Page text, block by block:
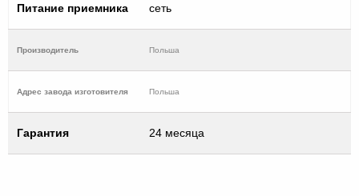
Питание приемника сеть
Производитель Польша
Адрес завода изготовителя Польша
Гарантия 24 месяца